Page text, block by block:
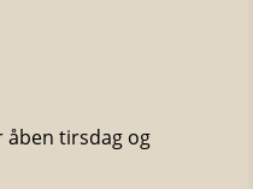
åben tirsdag og